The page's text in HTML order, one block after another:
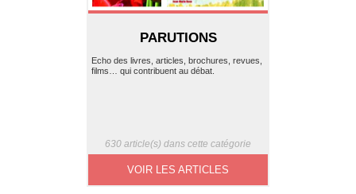
PARUTIONS
Echo des livres, articles, brochures, revues,
films… qui contribuent au débat.
630 article(s) dans cette catégorie
VOIR LES ARTICLES